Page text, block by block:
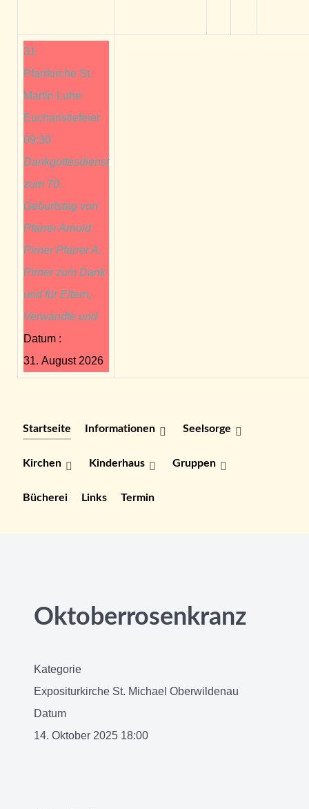
31
Pfarrkirche St.
Martin Luhe
Eucharistiefeier
09:30
Dankgottesdienst
zum 70.
Geburtstag von
Pfarrer Arnold
Pirner Pfarrer A.
Pirner zum Dank
und für Eltern,
Verwandte und
Datum :
31. August 2026
Startseite Informationen Seelsorge
Kirchen Kinderhaus Gruppen
Bücherei Links Termin
Oktoberrosenkranz
Kategorie
Expositurkirche St. Michael Oberwildenau
Datum
14. Oktober 2025 18:00